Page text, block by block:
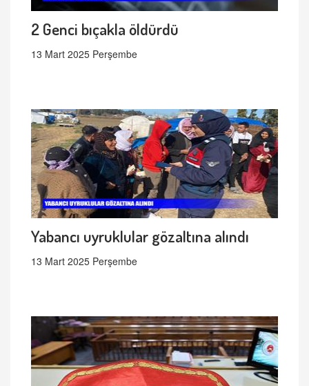
2 Genci bıçakla öldürdü
13 Mart 2025 Perşembe
Yabancı uyruklular gözaltına alındı
13 Mart 2025 Perşembe